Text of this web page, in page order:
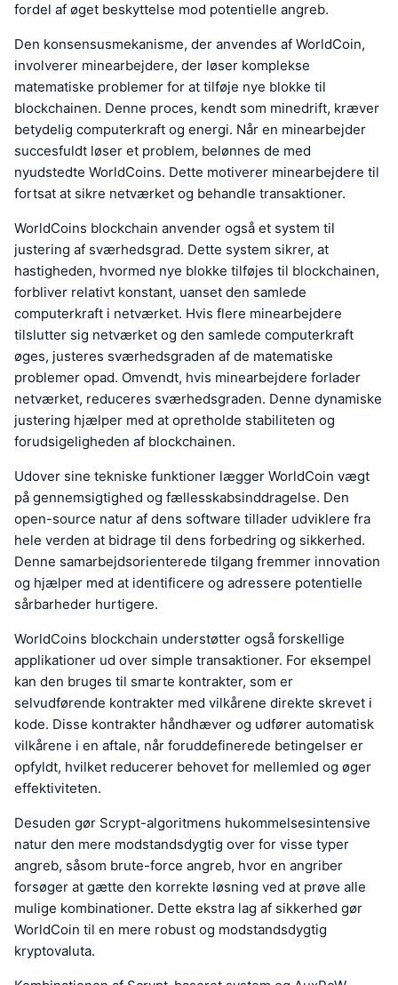
fordel af øget beskyttelse mod potentielle angreb.
Den konsensusmekanisme, der anvendes af WorldCoin,
involverer minearbejdere, der løser komplekse
matematiske problemer for at tilføje nye blokke til
blockchainen. Denne proces, kendt som minedrift, kræver
betydelig computerkraft og energi. Når en minearbejder
succesfuldt løser et problem, belønnes de med
nyudstedte WorldCoins. Dette motiverer minearbejdere til
fortsat at sikre netværket og behandle transaktioner.
WorldCoins blockchain anvender også et system til
justering af sværhedsgrad. Dette system sikrer, at
hastigheden, hvormed nye blokke tilføjes til blockchainen,
forbliver relativt konstant, uanset den samlede
computerkraft i netværket. Hvis flere minearbejdere
tilslutter sig netværket og den samlede computerkraft
øges, justeres sværhedsgraden af de matematiske
problemer opad. Omvendt, hvis minearbejdere forlader
netværket, reduceres sværhedsgraden. Denne dynamiske
justering hjælper med at opretholde stabiliteten og
forudsigeligheden af blockchainen.
Udover sine tekniske funktioner lægger WorldCoin vægt
på gennemsigtighed og fællesskabsinddragelse. Den
open-source natur af dens software tillader udviklere fra
hele verden at bidrage til dens forbedring og sikkerhed.
Denne samarbejdsorienterede tilgang fremmer innovation
og hjælper med at identificere og adressere potentielle
sårbarheder hurtigere.
WorldCoins blockchain understøtter også forskellige
applikationer ud over simple transaktioner. For eksempel
kan den bruges til smarte kontrakter, som er
selvudførende kontrakter med vilkårene direkte skrevet i
kode. Disse kontrakter håndhæver og udfører automatisk
vilkårene i en aftale, når foruddefinerede betingelser er
opfyldt, hvilket reducerer behovet for mellemled og øger
effektiviteten.
Desuden gør Scrypt-algoritmens hukommelsesintensive
natur den mere modstandsdygtig over for visse typer
angreb, såsom brute-force angreb, hvor en angriber
forsøger at gætte den korrekte løsning ved at prøve alle
mulige kombinationer. Dette ekstra lag af sikkerhed gør
WorldCoin til en mere robust og modstandsdygtig
kryptovaluta.